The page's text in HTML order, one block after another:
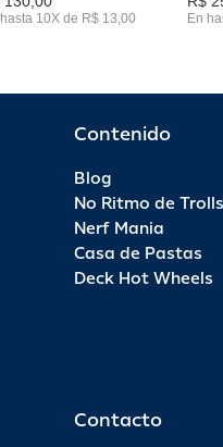
10X de R$ 13,00 En
Contenido
Blog
No Ritmo de Trolls
Nerf Mania
Casa de Pastas
Deck Hot Wheels
Contacto